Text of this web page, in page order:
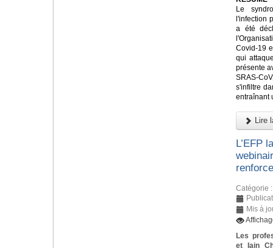
Le
l'infection
a été
Covid-19
qui
présente
SRAS-
s'infiltre
entraînant
Lire
L’EFP
Catégorie :
Mis à
Les
et Iain